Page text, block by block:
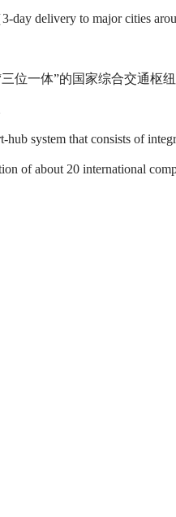
3-day delivery to major cities
三位一体”的国家综合交通枢
system that consists of
of about 20 international